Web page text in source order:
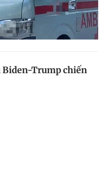
Biden-Trump chiến